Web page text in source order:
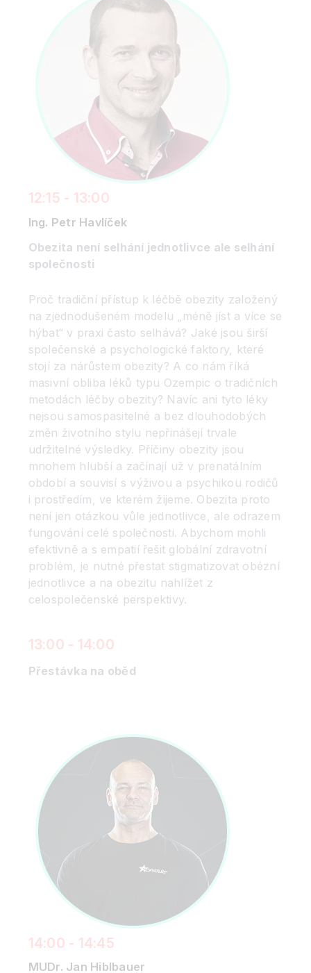
12:15 - 13:00
Ing. Petr Havlíček
Obezita není selhání jednotlivce ale selhání
společnosti
Proč tradiční přístup k léčbě obezity založený
na zjednodušeném modelu „méně jíst a více se
hýbat“ v praxi často selhává? Jaké jsou širší
společenské a psychologické faktory, které
stojí za nárůstem obezity? A co nám říká
masivní obliba léků typu Ozempic o tradičních
metodách léčby obezity? Navíc ani tyto léky
nejsou samospasitelné a bez dlouhodobých
změn životního stylu nepřinášejí trvale
udržitelné výsledky. Příčiny obezity jsou
mnohem hlubší a začínají už v prenatálním
období a souvisí s výživou a psychikou rodičů
i prostředím, ve kterém žijeme. Obezita proto
není jen otázkou vůle jednotlivce, ale odrazem
fungování celé společnosti. Abychom mohli
efektivně a s empatií řešit globální zdravotní
problém, je nutné přestat stigmatizovat obézní
jednotlivce a na obezitu nahlížet z
celospolečenské perspektivy.
13:00 - 14:00
Přestávka na oběd
14:00 - 14:45
MUDr. Jan Hiblbauer